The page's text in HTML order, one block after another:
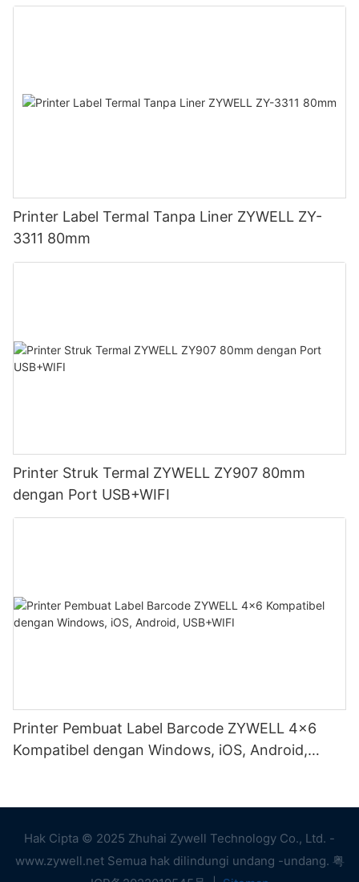
Hitam
Printer Label Termal Tanpa Liner ZYWELL ZY-
3311 80mm
Printer Struk Termal ZYWELL ZY907 80mm
dengan Port USB+WIFI
Printer Pembuat Label Barcode ZYWELL 4x6
Kompatibel dengan Windows, iOS, Android,
Hak Cipta © 2025 Zhuhai Zywell Technology Co., Ltd. -
www.zywell.net Semua hak dilindungi undang -undang. 粤